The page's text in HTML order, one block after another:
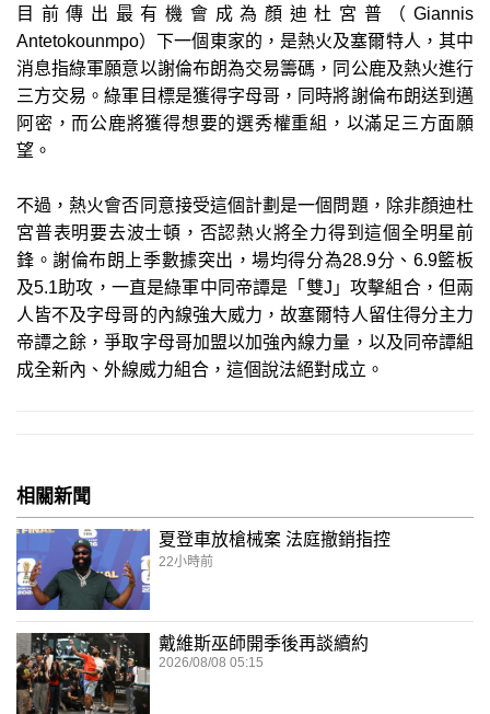
目前傳出最有機會成為顏迪杜宮普（Giannis
Antetokounmpo）下一個東家的，是熱火及塞爾特人，其中
消息指綠軍願意以謝倫布朗為交易籌碼，同公鹿及熱火進行
三方交易。綠軍目標是獲得字母哥，同時將謝倫布朗送到邁
阿密，而公鹿將獲得想要的選秀權重組，以滿足三方面願
望。
不過，熱火會否同意接受這個計劃是一個問題，除非顏迪杜
宮普表明要去波士頓，否認熱火將全力得到這個全明星前
鋒。謝倫布朗上季數據突出，場均得分為28.9分、6.9籃板
及5.1助攻，一直是綠軍中同帝譚是「雙J」攻擊組合，但兩
人皆不及字母哥的內線強大威力，故塞爾特人留住得分主力
帝譚之餘，爭取字母哥加盟以加強內線力量，以及同帝譚組
成全新內、外線威力組合，這個說法絕對成立。
相關新聞
夏登車放槍械案 法庭撤銷指控
22小時前
戴維斯巫師開季後再談續約
2026/08/08 05:15